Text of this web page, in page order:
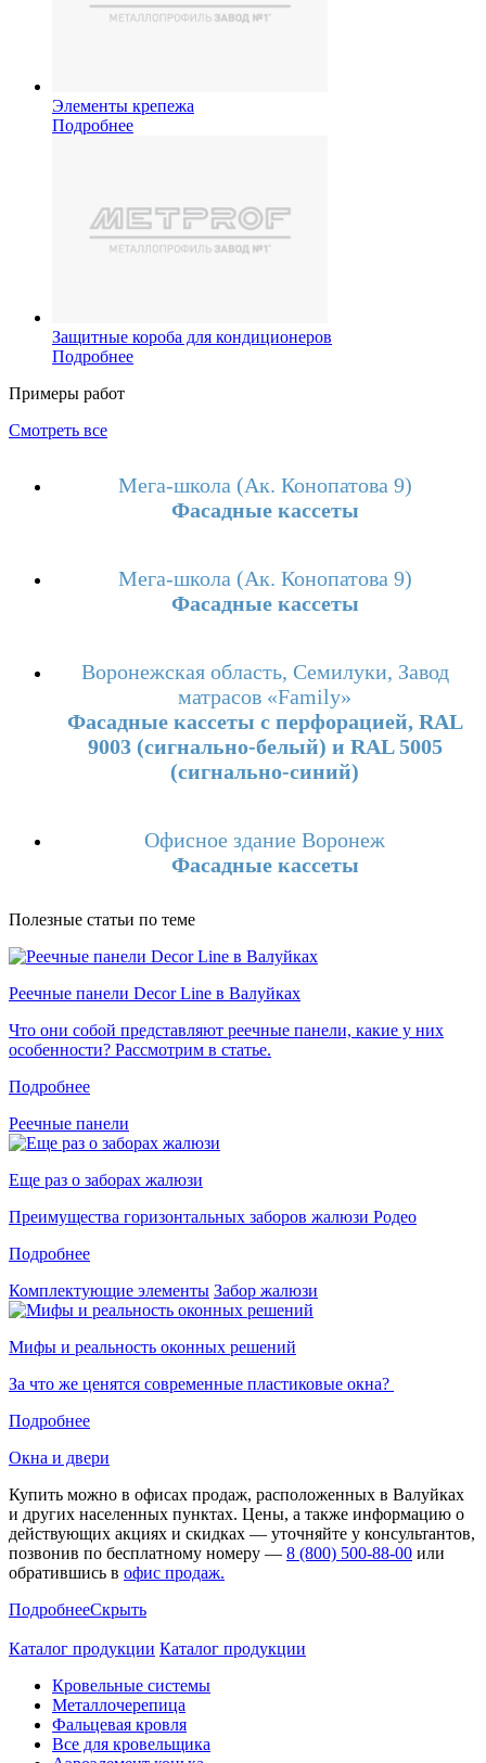
Элементы крепежа
Подробнее
Защитные короба для кондиционеров
Подробнее
Примеры работ
Смотреть все
Мега-школа (Ак. Конопатова 9)
Фасадные кассеты
Мега-школа (Ак. Конопатова 9)
Фасадные кассеты
Воронежская область, Семилуки, Завод
матрасов «Family»
Фасадные кассеты с перфорацией, RAL
9003 (сигнально-белый) и RAL 5005
(сигнально-синий)
Офисное здание Воронеж
Фасадные кассеты
Полезные статьи по теме
Реечные панели Decor Line в Валуйках
Что они собой представляют реечные панели, какие у них
особенности? Рассмотрим в статье.
Подробнее
Реечные панели
Еще раз о заборах жалюзи
Преимущества горизонтальных заборов жалюзи Родео
Подробнее
Комплектующие элементы Забор жалюзи
Мифы и реальность оконных решений
За что же ценятся современные пластиковые окна?
Подробнее
Окна и двери
Купить можно в офисах продаж, расположенных в Валуйках
и других населенных пунктах. Цены, а также информацию о
действующих акциях и скидках — уточняйте у консультантов,
позвонив по бесплатному номеру — 8 (800) 500-88-00 или
обратившись в офис продаж.
ПодробнееСкрыть
Каталог продукции Каталог продукции
Кровельные системы
Металлочерепица
Фальцевая кровля
Все для кровельщика